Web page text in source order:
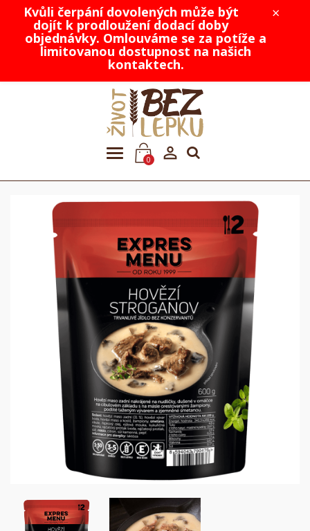
×
Kvůli čerpání dovolených může být
dojít k prodloužení dodací doby
objednávky. Omlouváme se za potíže a
limitovanou dostupnost na našich
kontaktech.
0 